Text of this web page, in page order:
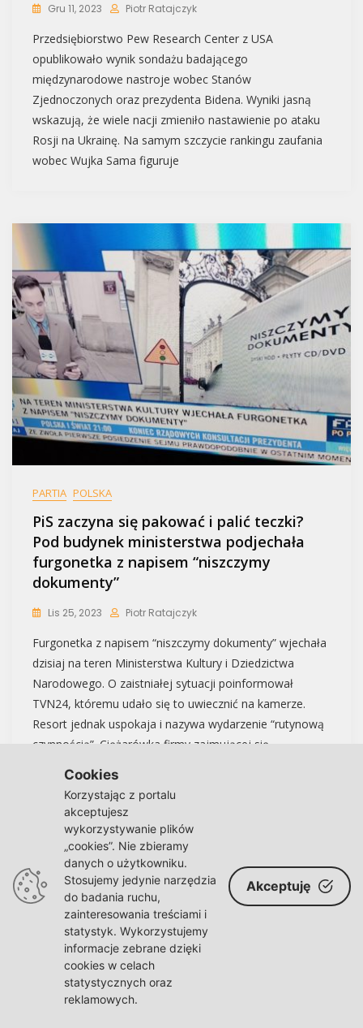
Gru 11, 2023 Piotr Ratajczyk
Przedsiębiorstwo Pew Research Center z USA
opublikowało wynik sondażu badającego
międzynarodowe nastroje wobec Stanów
Zjednoczonych oraz prezydenta Bidena. Wyniki jasną
wskazują, że wiele nacji zmieniło nastawienie po ataku
Rosji na Ukrainę. Na samym szczycie rankingu zaufania
wobec Wujka Sama figuruje
PARTIA POLSKA
PiS zaczyna się pakować i palić teczki?
Pod budynek ministerstwa podjechała
furgonetka z napisem “niszczymy
dokumenty”
Lis 25, 2023 Piotr Ratajczyk
Furgonetka z napisem “niszczymy dokumenty” wjechała
dzisiaj na teren Ministerstwa Kultury i Dziedzictwa
Narodowego. O zaistniałej sytuacji poinformował
TVN24, któremu udało się to uwiecznić na kamerze.
Resort jednak uspokaja i nazywa wydarzenie “rutynową
czynnością”. Ciężarówka firmy zajmującej się
Cookies
Korzystając z portalu
akceptujesz
wykorzystywanie plików
„cookies”. Nie zbieramy
danych o użytkowniku.
Stosujemy jedynie narzędzia
do badania ruchu,
zainteresowania treściami i
statystyk. Wykorzystujemy
informacje zebrane dzięki
cookies w celach
statystycznych oraz
reklamowych.
Akceptuję